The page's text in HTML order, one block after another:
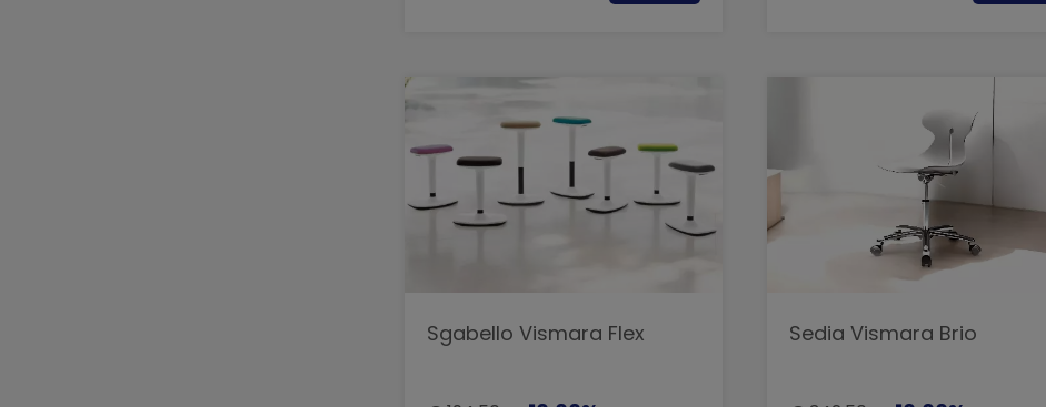
Sgabello Vismara Flex Sedia Vismara Brio